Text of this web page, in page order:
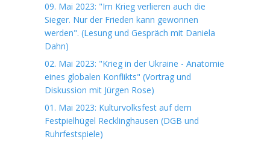
09. Mai 2023: "Im Krieg verlieren auch die
Sieger. Nur der Frieden kann gewonnen
werden". (Lesung und Gespräch mit Daniela
Dahn)
02. Mai 2023: "Krieg in der Ukraine - Anatomie
eines globalen Konflikts" (Vortrag und
Diskussion mit Jürgen Rose)
01. Mai 2023: Kulturvolksfest auf dem
Festpielhügel Recklinghausen (DGB und
Ruhrfestspiele)